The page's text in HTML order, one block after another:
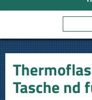
Tasche nd